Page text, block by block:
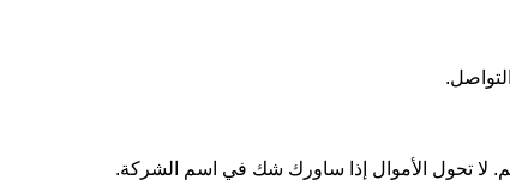
لا تحول الأموال إذا ساورك شك في اسم الشركة.